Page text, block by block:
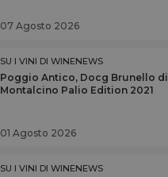
07 Agosto 2026
SU I VINI DI WINENEWS
Poggio Antico, Docg Brunello di
Montalcino Palio Edition 2021
01 Agosto 2026
SU I VINI DI WINENEWS